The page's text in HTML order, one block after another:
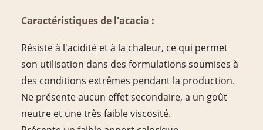
Caractéristiques de l'acacia :
Résiste à l'acidité et à la chaleur, ce qui permet
son utilisation dans des formulations soumises à
des conditions extrêmes pendant la production.
Ne présente aucun effet secondaire, a un goût
neutre et une très faible viscosité.